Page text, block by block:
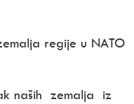
regije u NATO
naših zemalja iz